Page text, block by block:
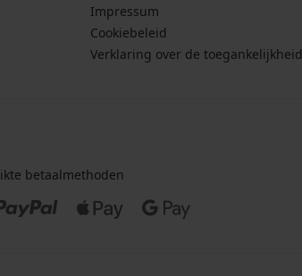
Impressum
Cookiebeleid
Verklaring over de toegankelijkheid
betaalmethoden